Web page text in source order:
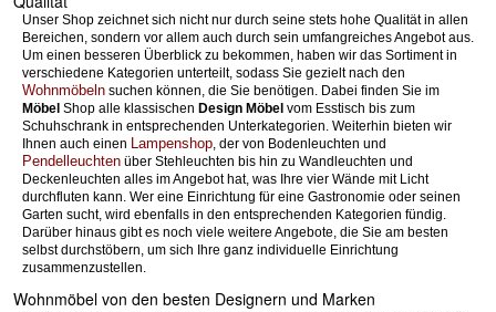
Unser Shop zeichnet sich nicht nur durch seine stets hohe Qualität in allen
Bereichen, sondern vor allem auch durch sein umfangreiches Angebot aus.
Um einen besseren Überblick zu bekommen, haben wir das Sortiment in
verschiedene Kategorien unterteilt, sodass Sie gezielt nach den
Wohnmöbeln suchen können, die Sie benötigen. Dabei finden Sie im
Möbel Shop alle klassischen Design Möbel vom Esstisch bis zum
Schuhschrank in entsprechenden Unterkategorien. Weiterhin bieten wir
Ihnen auch einen
Lampenshop , der von Bodenleuchten und
Pendelleuchten über Stehleuchten bis hin zu Wandleuchten und
Deckenleuchten alles im Angebot hat, was Ihre vier Wände mit Licht
durchfluten kann. Wer eine Einrichtung für eine Gastronomie oder seinen
Garten sucht, wird ebenfalls in den entsprechenden Kategorien fündig.
Darüber hinaus gibt es noch viele weitere Angebote, die Sie am besten
selbst durchstöbern, um sich Ihre ganz individuelle Einrichtung
zusammenzustellen.
Wohnmöbel von den besten Designern und Marken